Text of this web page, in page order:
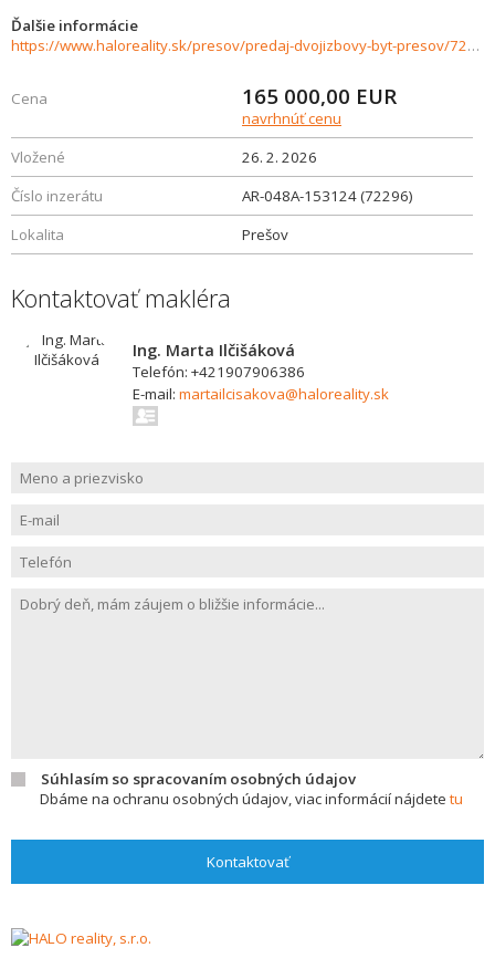
Ďalšie informácie
https://www.haloreality.sk/presov/predaj-dvojizbovy-byt-presov/72296
Cena 165 000,00 EUR
navrhnúť cenu
Vložené
26. 2. 2026
Číslo inzerátu
AR-048A-153124 (72296)
Lokalita
Prešov
Kontaktovať makléra
Ing. Marta Ilčišáková
Telefón: +421907906386
E-mail: martailcisakova@haloreality.sk
Súhlasím so spracovaním osobných údajov
Dbáme na ochranu osobných údajov, viac informácií nájdete tu
Kontaktovať